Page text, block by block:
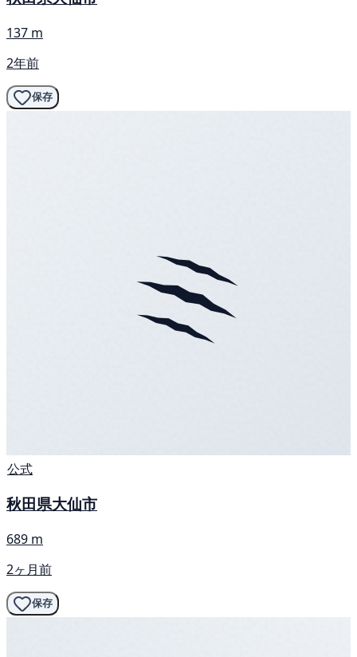
137 m
2年前
保存
公式
秋田県大仙市
689 m
2ヶ月前
保存